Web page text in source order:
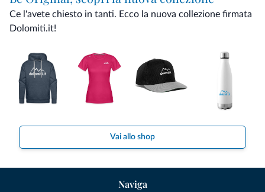
Ce l'avete chiesto in tanti. Ecco la nuova collezione firmata
Dolomiti.it!
Vai allo shop
Naviga